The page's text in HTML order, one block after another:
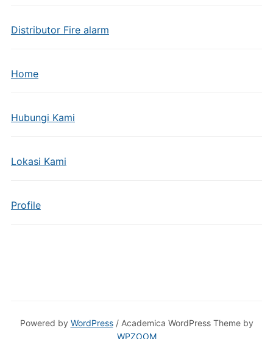
Distributor Fire alarm
Home
Hubungi Kami
Lokasi Kami
Profile
Powered by WordPress/ Academica WordPress Theme by
WPZOOM